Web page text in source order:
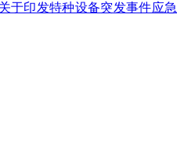
于印发特种设备突发事件应